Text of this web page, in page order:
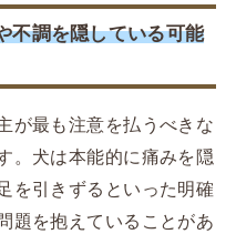
不調を隠している可能
が最も注意を払うべきな
。犬は本能的に痛みを隠
を引きずるといった明確
題を抱えていることがあ